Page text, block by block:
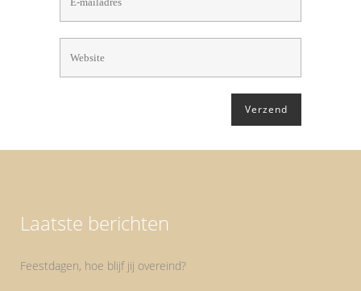
Laatste berichten
Feestdagen, hoe blijf jij overeind?